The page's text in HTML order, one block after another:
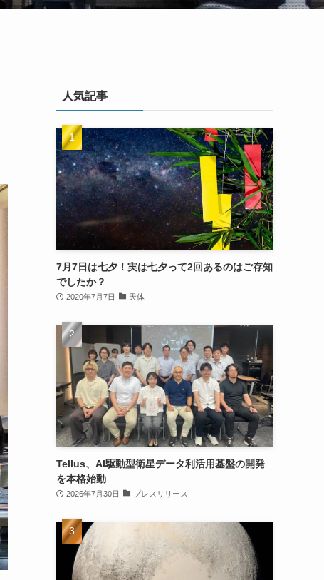
人気記事
7月7日は七夕！実は七夕って2回あるのはご存知
でしたか？
2020年7月7日 天体
Tellus、AI駆動型衛星データ利活用基盤の開発
を本格始動
2026年7月30日 プレスリリース